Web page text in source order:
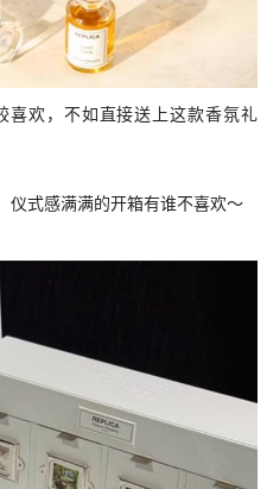
喜欢，不如直接送上这款香氛礼
仪式感满满的开箱有谁不喜欢～